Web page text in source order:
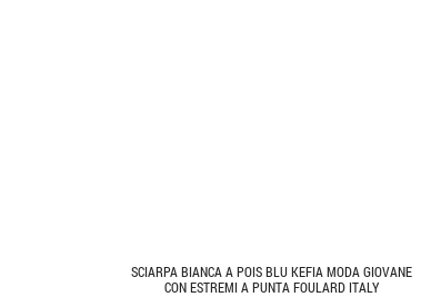
SCIARPA BIANCA A POIS BLU KEFIA MODA GIOVANE
CON ESTREMI A PUNTA FOULARD ITALY